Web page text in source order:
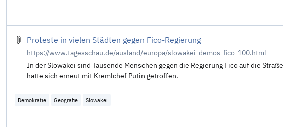
Proteste in vielen Städten gegen Fico-Regierung
https://www.tagesschau.de/ausland/europa/slowakei-demos-fico-100.html
In der Slowakei sind Tausende Menschen gegen die Regierung Fico auf die
hatte sich erneut mit Kremlchef Putin getroffen.
Demokratie Geografie Slowakei